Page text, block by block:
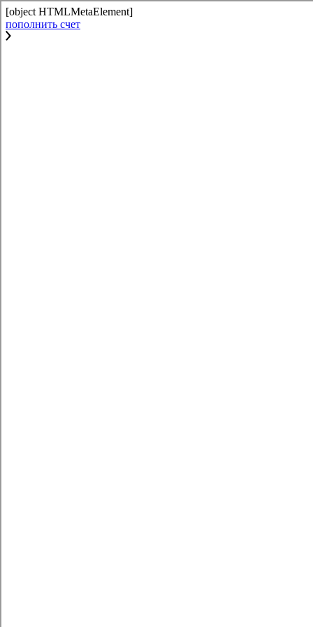
[object HTMLMetaElement]
пополнить счет